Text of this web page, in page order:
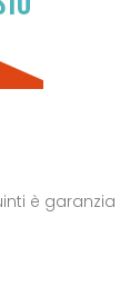
è garanzia